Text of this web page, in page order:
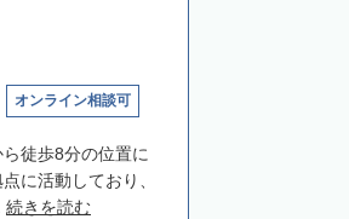
オンライン相談可
徒歩8分の位置に
に活動しており、
続きを読む